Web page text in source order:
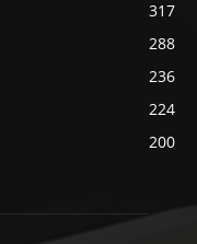
317
288
236
224
200